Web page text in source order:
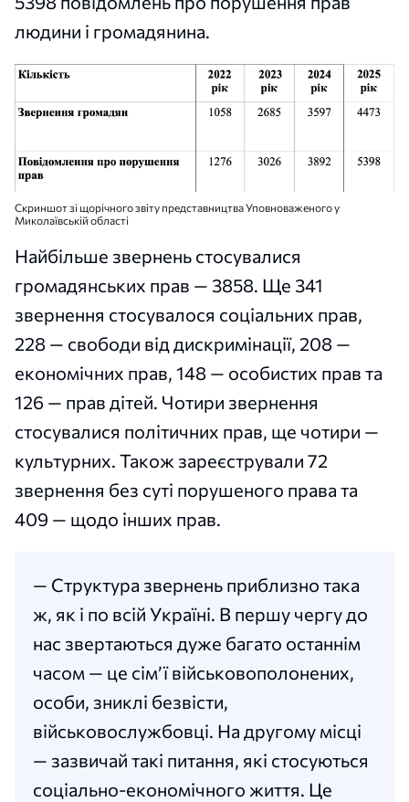
людини і громадянина.
Скриншот зі щорічного звіту представництва Уповноваженого у
Миколаївській області
Найбільше звернень стосувалися
громадянських прав — 3858. Ще 341
звернення стосувалося соціальних прав,
228 — свободи від дискримінації, 208 —
економічних прав, 148 — особистих прав та
126 — прав дітей. Чотири звернення
стосувалися політичних прав, ще чотири —
культурних. Також зареєстрували 72
звернення без суті порушеного права та
409 — щодо інших прав.
— Структура звернень приблизно така
ж, як і по всій Україні. В першу чергу до
нас звертаються дуже багато останнім
часом — це сім’ї військовополонених,
особи, зниклі безвісти,
військовослужбовці. На другому місці
— зазвичай такі питання, які стосуються
соціально-економічного життя. Це